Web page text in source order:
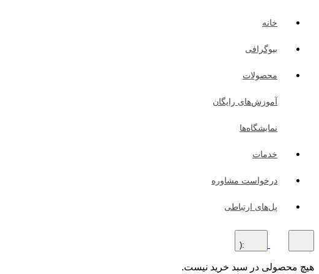
خانه
بیوگرافی
محصولات
آموزش‌های رایگان
نمایشگاه‌ها
خدمات
درخواست مشاوره
پل‌های ارتباطی
:(
هیچ محصولی در سبد خرید نیست.